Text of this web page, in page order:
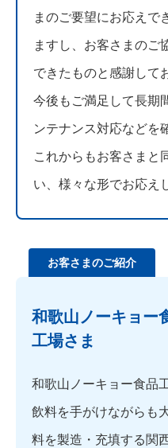
まのご要望にお応えで
ますし、お客さまのご
できたものと感謝して
今後もご満足して長期
ンテナンス対応などを
これからもお客さまと
い、様々な形でお応え
お客さまのご紹介
和歌山ノーキョー
工場さま
和歌山ノーキョー食品
飲料を手がけながらも
料を製造・充填する関